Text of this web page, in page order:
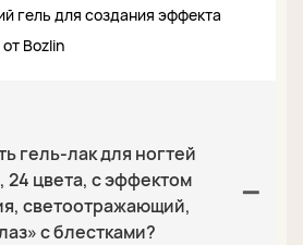
гель для создания эффекта
Bozlin
гель-лак для ногтей
24 цвета, с эффектом
светоотражающий,
с блестками?